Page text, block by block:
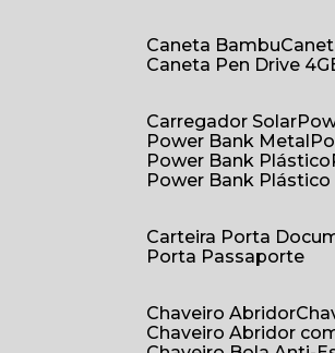
Caneta Bambu
Caneta Pen Drive
Carregador Solar
Power Bank Metal
Power Bank Plástico
Power Bank
Carteira Porta
Porta Passaporte
Chaveiro Abridor
Chaveiro Abridor